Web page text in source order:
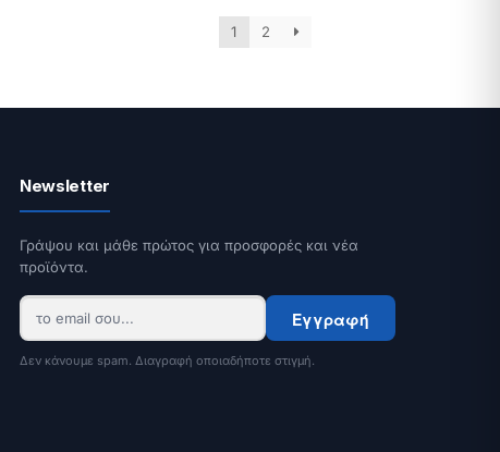
1 2
Newsletter
Γράψου και μάθε πρώτος για προσφορές και νέα
προϊόντα.
Εγγραφή
Δεν κάνουμε spam. Διαγραφή οποιαδήποτε στιγμή.